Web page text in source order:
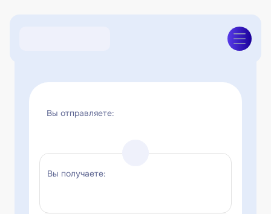
Вы отправляете:
Вы получаете: